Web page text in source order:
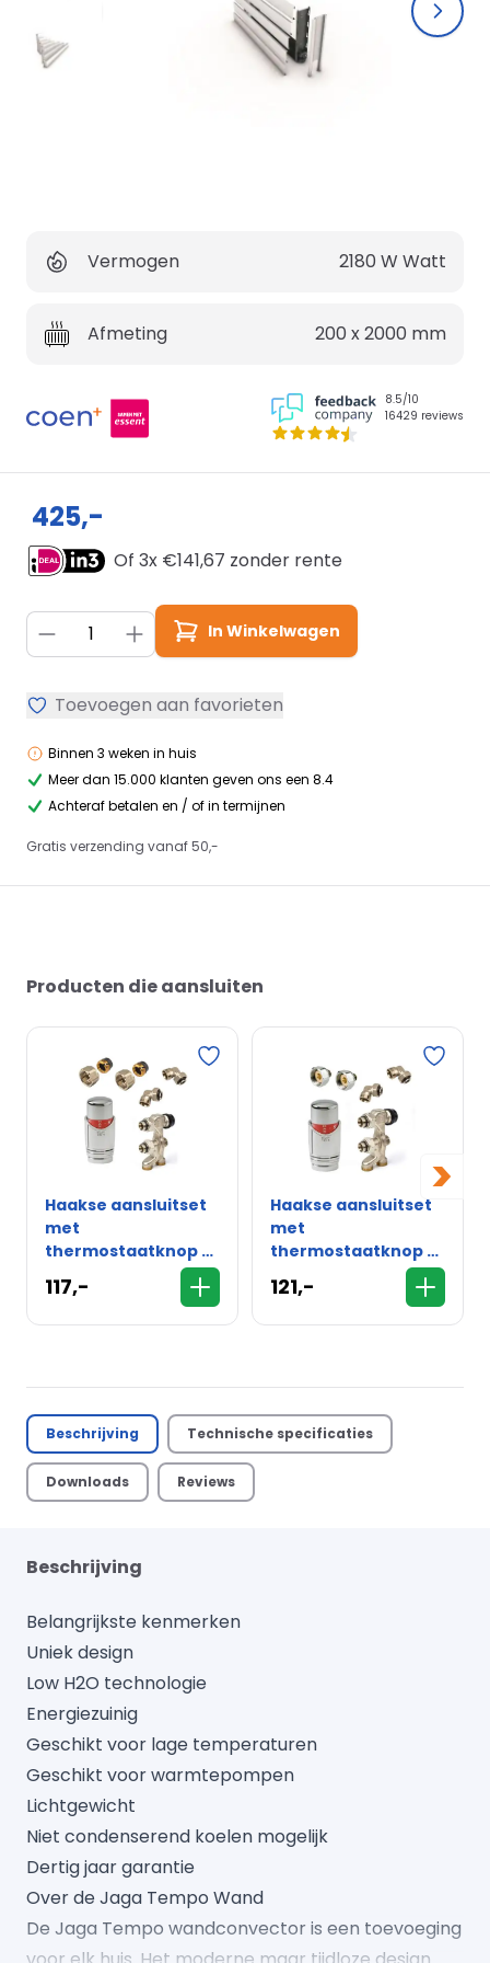
Vermogen 2180 W Watt
Afmeting 200 x 2000 mm
8.5/10
16429 reviews
425,-
Of 3x €141,67 zonder rente
Aantal In Winkelwagen
Toevoegen aan favorieten
Binnen 3 weken in huis
Meer dan 15.000 klanten geven ons een 8.4
Achteraf betalen en / of in termijnen
Gratis verzending vanaf 50,-
Producten die aansluiten
Haakse aansluitset
met
thermostaatknop -
15mm - wand
117,-
Haakse aansluitset
met
thermostaatknop -
16mm - wand
121,-
>
Beschrijving Technische specificaties
Downloads Reviews
Beschrijving
Belangrijkste kenmerken
Uniek design
Low H2O technologie
Energiezuinig
Geschikt voor lage temperaturen
Geschikt voor warmtepompen
Lichtgewicht
Niet condenserend koelen mogelijk
Dertig jaar garantie
Over de Jaga Tempo Wand
De Jaga Tempo wandconvector is een toevoeging